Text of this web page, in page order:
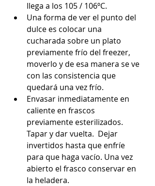
llega a los 105 / 106ºC.
Una forma de ver el punto del
dulce es colocar una
cucharada sobre un plato
previamente frío del freezer,
moverlo y de esa manera se ve
con las consistencia que
quedará una vez frío.
Envasar inmediatamente en
caliente en frascos
previamente esterilizados.
Tapar y dar vuelta.  Dejar
invertidos hasta que enfríe
para que haga vacío. Una vez
abierto el frasco conservar en
la heladera.